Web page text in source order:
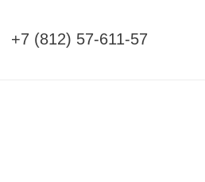
+7 (812) 57-611-57